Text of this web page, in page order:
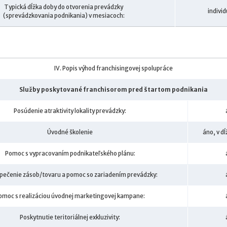
Typická dĺžka doby do otvorenia prevádzky
(sprevádzkovania podnikania) v mesiacoch:
IV. Popis výhod franchisingovej spolupráce
Služby poskytované franchisorom pred štartom podnikania
Posúdenie atraktivity lokality prevádzky:
Úvodné školenie áno, v
Pomoc s vypracovaním podnikateľského plánu:
zásob/tovaru a pomoc so zariadením prevádzky:
s realizáciou úvodnej marketingovej kampane:
Poskytnutie teritoriálnej exkluzivity: